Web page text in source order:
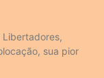
sua pior